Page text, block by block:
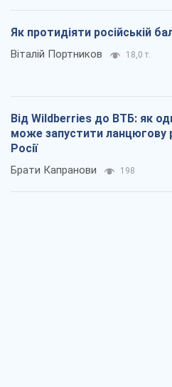
Як протидіяти російській
Віталій Портников 18,0 т.
Від Wildberries до ВТБ: як
може запустити ланцюгову
Росії
Брати Капранови 198